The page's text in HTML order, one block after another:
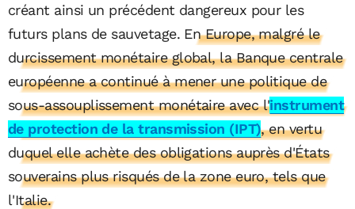
créant ainsi un précédent dangereux pour les
futurs plans de sauvetage. En Europe, malgré le
durcissement monétaire global, la Banque centrale
européenne a continué à mener une politique de
sous-assouplissement monétaire avec l'instrument
de protection de la transmission (IPT), en vertu
duquel elle achète des obligations auprès d'États
souverains plus risqués de la zone euro, tels que
l'Italie.